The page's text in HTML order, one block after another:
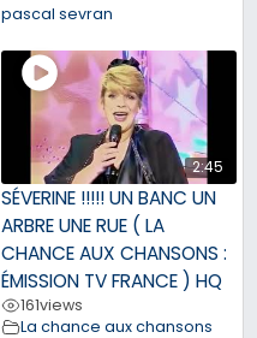
pascal sevran
2:45
SÉVERINE !!!!! UN BANC UN
ARBRE UNE RUE ( LA
CHANCE AUX CHANSONS :
ÉMISSION TV FRANCE ) HQ
161views
La chance aux chansons